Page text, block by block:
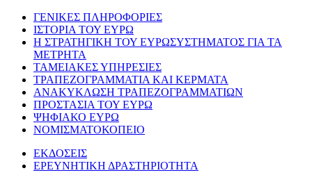
ΓΕΝΙΚΕΣ ΠΛΗΡΟΦΟΡΙΕΣ
ΙΣΤΟΡΙΑ ΤΟΥ ΕΥΡΩ
Η ΣΤΡΑΤΗΓΙΚΗ ΤΟΥ ΕΥΡΩΣΥΣΤΗΜΑΤΟΣ ΓΙΑ ΤΑ
ΜΕΤΡΗΤΑ
ΤΑΜΕΙΑΚΕΣ ΥΠΗΡΕΣΙΕΣ
ΤΡΑΠΕΖΟΓΡΑΜΜΑΤΙΑ ΚΑΙ ΚΕΡΜΑΤΑ
ΑΝΑΚΥΚΛΩΣΗ ΤΡΑΠΕΖΟΓΡΑΜΜΑΤΙΩΝ
ΠΡΟΣΤΑΣΙΑ ΤΟΥ ΕΥΡΩ
ΨΗΦΙΑΚΟ ΕΥΡΩ
ΝΟΜΙΣΜΑΤΟΚΟΠΕΙΟ
ΕΚΔΟΣΕΙΣ
ΕΡΕΥΝΗΤΙΚΗ ΔΡΑΣΤΗΡΙΟΤΗΤΑ